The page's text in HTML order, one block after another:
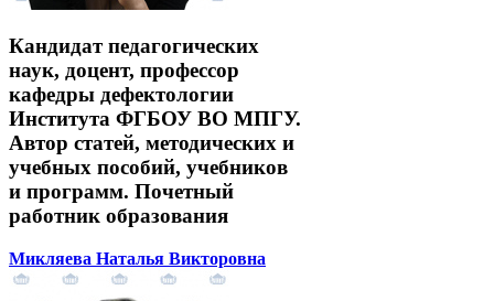
Кандидат педагогических
наук, доцент, профессор
кафедры дефектологии
Института ФГБОУ ВО МПГУ.
Автор статей, методических и
учебных пособий, учебников
и программ. Почетный
работник образования
Микляева Наталья Викторовна